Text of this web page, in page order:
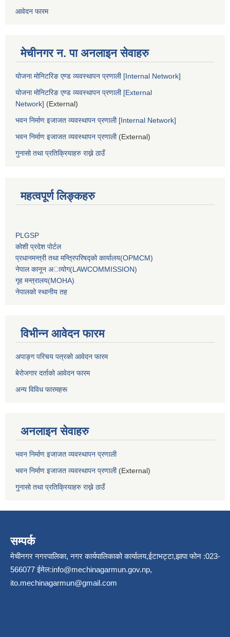
आवेदन फारम
मेचीनगर न. पा अनलाइन सेवाहरु
योजना मोनिटरिङ एण्ड व्यवस्थापन प्रणाली [Internal Network]
योजना मोनिटरिङ एण्ड व्यवस्थापन प्रणाली [External
Network] (External)
भवन निर्माण इजाजत व्यवस्थापन प्रणाली [Internal Network]
भवन निर्माण इजाजत व्यवस्थापन प्रणाली(External)
गुनासो तथा प्रतिक्रियाहरु राख्ने ठाउँ
महत्वपूर्ण लिङ्कहरु
PLGSP
कोशी प्रदेश पोर्टल
प्रधानमन्‍त्री तथा मन्‍त्रिपरिषद्को कार्यालय(OPMCM)
नेपाल कानून अायोग(LAWCOMMISSION)
गृह मन्‍त्रालय(MOHA)
नेपालको स्थानीय तह
विभीन्न आवेदन फारम
अपाङ्ग परिचय पत्रको आवेदन फारम
बेरोजगार दर्ताको आवेदन फारम
अन्य विविध फारमहरू
अनलाइन सेवाहरु
भवन निर्माण इजाजत व्यवस्थापन प्रणाली
भवन निर्माण इजाजत व्यवस्थापन प्रणाली(External)
गुनासो तथा प्रतिक्रियाहरु राख्ने ठाउँ
सम्पर्क
मेचीनगर नगरपालिका, नगर कार्यपालिकाको कार्यालय,ईटाभट्टा,झापा फोन :023-
566077 ईमेल:info@mechinagarmun.gov.np,
ito.mechinagarmun@gmail.com